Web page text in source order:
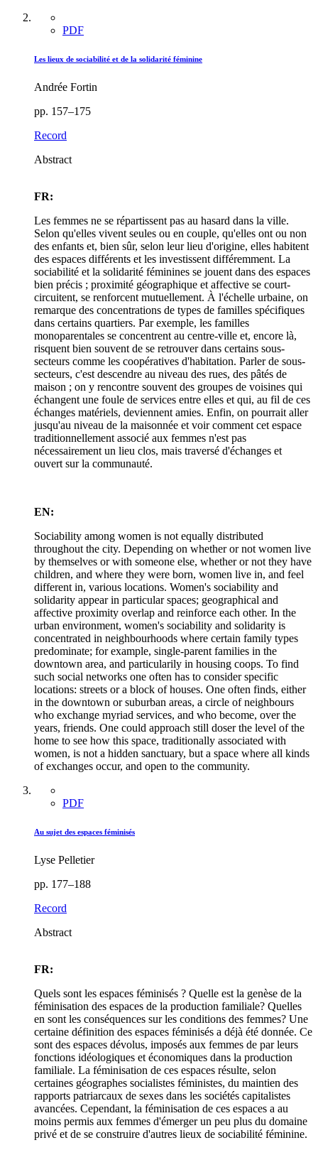
PDF
Les lieux de sociabilité et de la solidarité féminine
Andrée Fortin
pp. 157–175
Record
Abstract
FR:
Les femmes ne se répartissent pas au hasard dans la ville.
Selon qu'elles vivent seules ou en couple, qu'elles ont ou non
des enfants et, bien sûr, selon leur lieu d'origine, elles habitent
des espaces différents et les investissent différemment. La
sociabilité et la solidarité féminines se jouent dans des espaces
bien précis ; proximité géographique et affective se court-
circuitent, se renforcent mutuellement. À l'échelle urbaine, on
remarque des concentrations de types de familles spécifiques
dans certains quartiers. Par exemple, les familles
monoparentales se concentrent au centre-ville et, encore là,
risquent bien souvent de se retrouver dans certains sous-
secteurs comme les coopératives d'habitation. Parler de sous-
secteurs, c'est descendre au niveau des rues, des pâtés de
maison ; on y rencontre souvent des groupes de voisines qui
échangent une foule de services entre elles et qui, au fil de ces
échanges matériels, deviennent amies. Enfin, on pourrait aller
jusqu'au niveau de la maisonnée et voir comment cet espace
traditionnellement associé aux femmes n'est pas
nécessairement un lieu clos, mais traversé d'échanges et
ouvert sur la communauté.
EN:
Sociability among women is not equally distributed
throughout the city. Depending on whether or not women live
by themselves or with someone else, whether or not they have
children, and where they were born, women live in, and feel
different in, various locations. Women's sociability and
solidarity appear in particular spaces; geographical and
affective proximity overlap and reinforce each other. In the
urban environment, women's sociability and solidarity is
concentrated in neighbourhoods where certain family types
predominate; for example, single-parent families in the
downtown area, and particularily in housing coops. To find
such social networks one often has to consider specific
locations: streets or a block of houses. One often finds, either
in the downtown or suburban areas, a circle of neighbours
who exchange myriad services, and who become, over the
years, friends. One could approach still doser the level of the
home to see how this space, traditionally associated with
women, is not a hidden sanctuary, but a space where all kinds
of exchanges occur, and open to the community.
PDF
Au sujet des espaces féminisés
Lyse Pelletier
pp. 177–188
Record
Abstract
FR:
Quels sont les espaces féminisés ? Quelle est la genèse de la
féminisation des espaces de la production familiale? Quelles
en sont les conséquences sur les conditions des femmes? Une
certaine définition des espaces féminisés a déjà été donnée. Ce
sont des espaces dévolus, imposés aux femmes de par leurs
fonctions idéologiques et économiques dans la production
familiale. La féminisation de ces espaces résulte, selon
certaines géographes socialistes féministes, du maintien des
rapports patriarcaux de sexes dans les sociétés capitalistes
avancées. Cependant, la féminisation de ces espaces a au
moins permis aux femmes d'émerger un peu plus du domaine
privé et de se construire d'autres lieux de sociabilité féminine.